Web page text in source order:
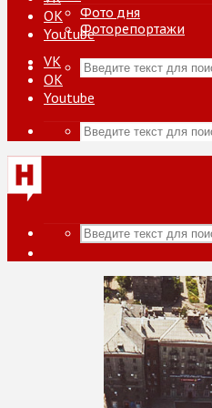
ОК
Youtube
Фото дня
Фоторепортажи
VK
ОК
Youtube